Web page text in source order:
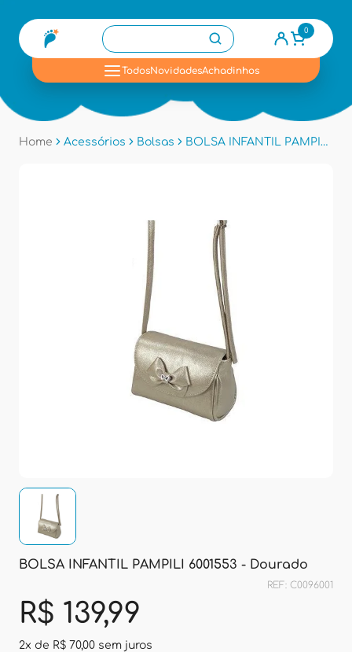
0
TodosNovidadesAchadinhos
Home Acessórios Bolsas BOLSA INFANTIL PAMPILI 6001553 - Dourado
BOLSA INFANTIL PAMPILI 6001553 - Dourado
REF: C0096001
R$ 139,99
2x de R$ 70,00 sem juros